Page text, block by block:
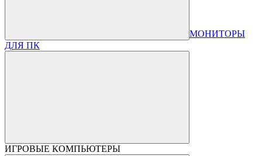
МОНИТОРЫ
ДЛЯ ПК
ИГРОВЫЕ КОМПЬЮТЕРЫ